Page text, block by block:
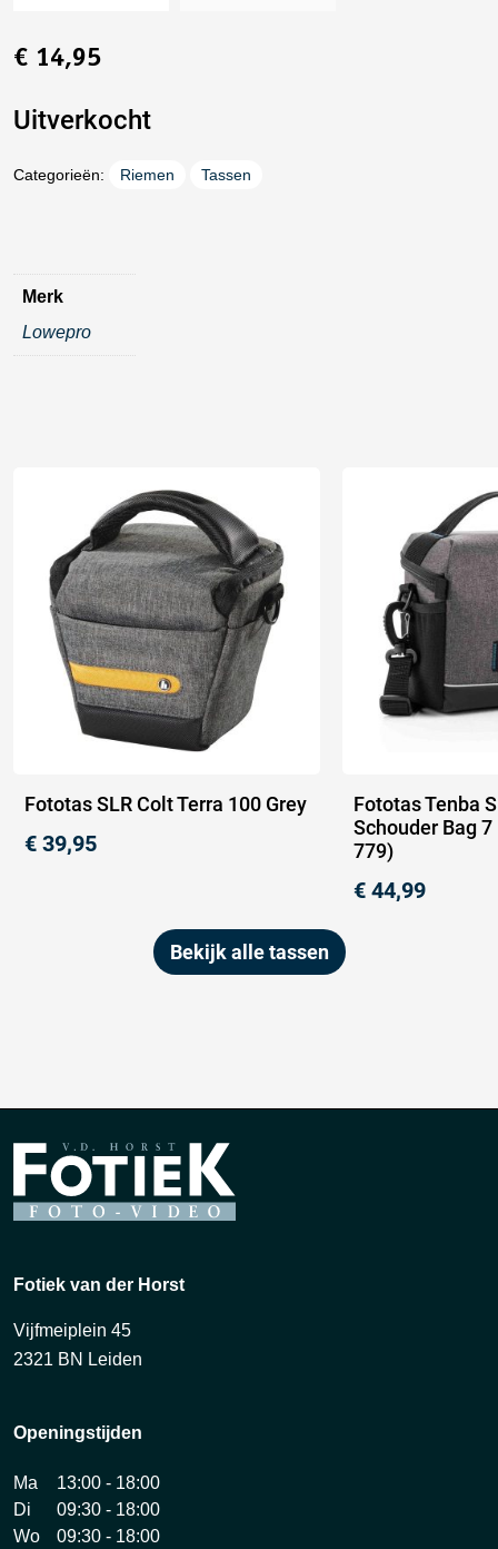
€ 14,95
Uitverkocht
Categorieën: Riemen Tassen
Merk
Lowepro
Fototas SLR Colt Terra 100 Grey
€ 39,95
Fototas Tenba
Schouder Bag
779)
€ 44,99
Bekijk alle tassen
Fotiek van der Horst
Vijfmeiplein 45
2321 BN Leiden
Openingstijden
Ma
13:00 - 18:00
Di
09:30 - 18:00
Wo
09:30 - 18:00